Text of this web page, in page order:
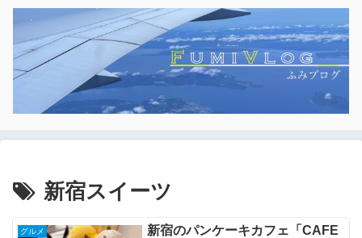
新宿スイーツ
グルメ
新宿のパンケーキカフェ「CAFE